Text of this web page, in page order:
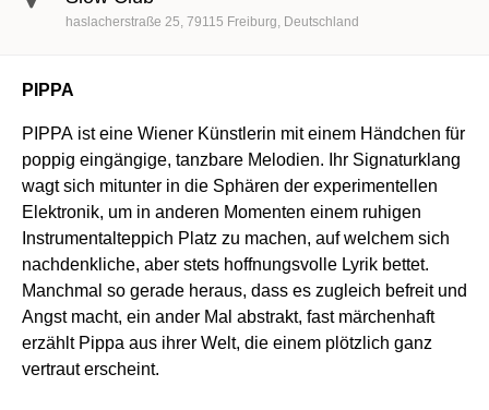
haslacherstraße 25 79115 Freiburg Deutschland
PIPPA
PIPPA ist eine Wiener Künstlerin mit einem Händchen für
poppig eingängige, tanzbare Melodien. Ihr Signaturklang
wagt sich mitunter in die Sphären der experimentellen
Elektronik, um in anderen Momenten einem ruhigen
Instrumentalteppich Platz zu machen, auf welchem sich
nachdenkliche, aber stets hoffnungsvolle Lyrik bettet.
Manchmal so gerade heraus, dass es zugleich befreit und
Angst macht, ein ander Mal abstrakt, fast märchenhaft
erzählt Pippa aus ihrer Welt, die einem plötzlich ganz
vertraut erscheint.